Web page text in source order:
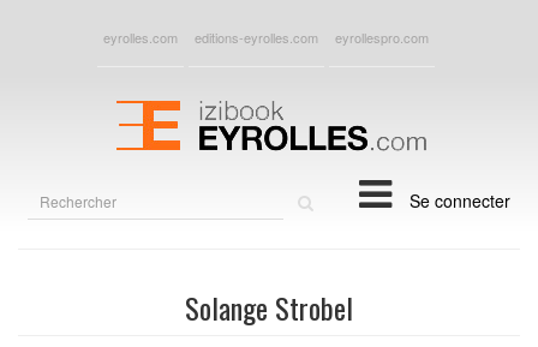
eyrolles.com editions-eyrolles.com eyrollespro.com
Se connecter
Solange Strobel